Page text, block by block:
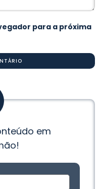
para a próxima
em